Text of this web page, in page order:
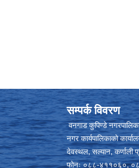
सम्पर्क विवरण
वनगाड कुपिण्डे
नगर कार्यपालिकाको
देवस्थल, सल्यान, कर्णाली
फोनः ०८८-४११०६०,